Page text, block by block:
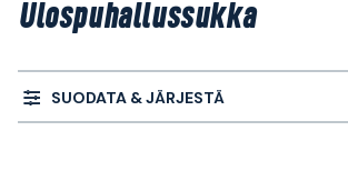
Ulospuhallussukka
SUODATA & JÄRJESTÄ